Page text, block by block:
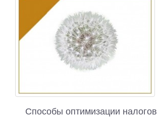
Способы оптимизации налогов